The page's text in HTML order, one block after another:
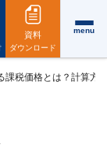
資料
ダウンロード
menu
課税価格とは？計算方